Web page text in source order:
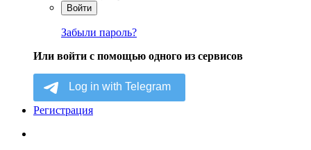
Войти
Забыли пароль?
Или войти с помощью одного из сервисов
Регистрация